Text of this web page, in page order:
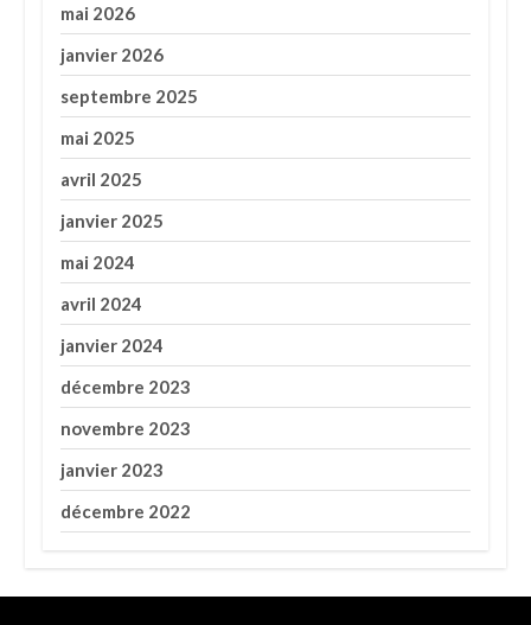
mai 2026
janvier 2026
septembre 2025
mai 2025
avril 2025
janvier 2025
mai 2024
avril 2024
janvier 2024
décembre 2023
novembre 2023
janvier 2023
décembre 2022